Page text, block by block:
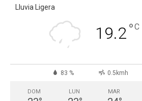
Lluvia Ligera
19.2°C
83 % 0.5kmh
DOM LUN MAR